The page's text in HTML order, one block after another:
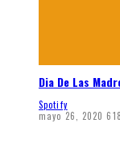
Dia De Las
Spotify
mayo 26, 2020